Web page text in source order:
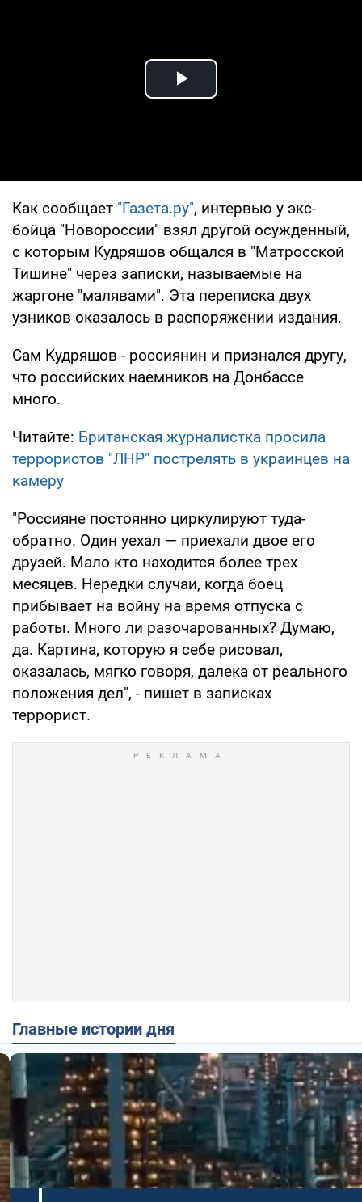
Play Video
Как сообщает "Газета.ру", интервью у экс-
бойца "Новороссии" взял другой осужденный,
с которым Кудряшов общался в "Матросской
Тишине" через записки, называемые на
жаргоне "малявами". Эта переписка двух
узников оказалось в распоряжении издания.
Сам Кудряшов - россиянин и признался другу,
что российских наемников на Донбассе
много.
Читайте: Британская журналистка просила
террористов "ЛНР" пострелять в украинцев на
камеру
"Россияне постоянно циркулируют туда-
обратно. Один уехал — приехали двое его
друзей. Мало кто находится более трех
месяцев. Нередки случаи, когда боец
прибывает на войну на время отпуска с
работы. Много ли разочарованных? Думаю,
да. Картина, которую я себе рисовал,
оказалась, мягко говоря, далека от реального
положения дел", - пишет в записках
террорист.
Главные истории дня